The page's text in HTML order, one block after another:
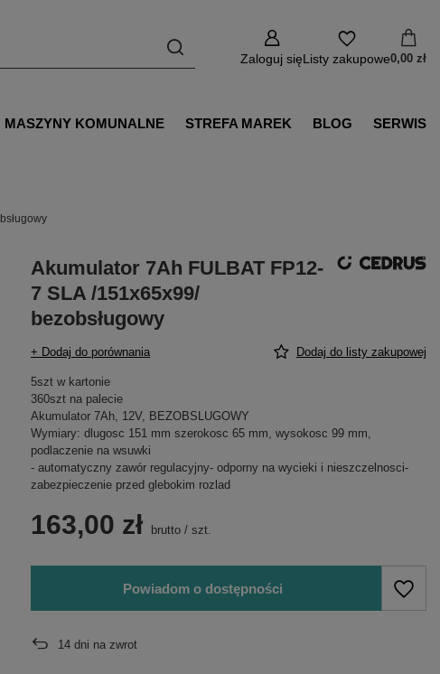
Zaloguj sięListy zakupowe0,00 zł
MASZYNY KOMUNALNE STREFA MAREK BLOG SERWIS
Akumulator 7Ah FULBAT FP12-
7 SLA /151x65x99/
bezobsługowy
+ Dodaj do porównania Dodaj do listy zakupowej
5szt w kartonie
360szt na palecie
Akumulator 7Ah, 12V, BEZOBSLUGOWY
Wymiary: dlugosc 151 mm szerokosc 65 mm, wysokosc 99 mm,
podlaczenie na wsuwki
- automatyczny zawór regulacyjny- odporny na wycieki i nieszczelnosci-
zabezpieczenie przed glebokim rozlad
163,00 zł brutto /szt.
Powiadom o dostępności
14 dni na zwrot